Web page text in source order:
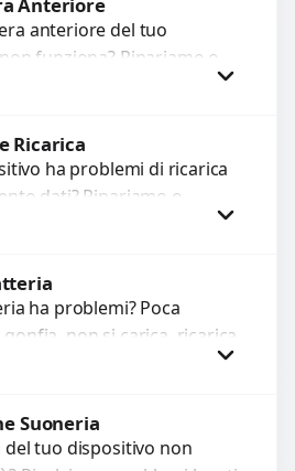
Procedi
anteriore del tuo
funziona? Ripariamo o
guaste con
Procedi
Ricarica
ha problemi di ricarica
dati? Ripariamo o
di ricarica guasti,
Procedi
ha problemi? Poca
non si carica, ricarica
ricarica esauriti?
Procedi
Suoneria
del tuo dispositivo non